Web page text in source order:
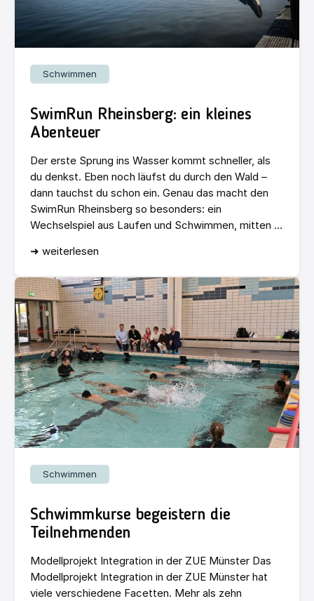
Schwimmen
SwimRun Rheinsberg: ein kleines
Abenteuer
Der erste Sprung ins Wasser kommt schneller, als
du denkst. Eben noch läufst du durch den Wald –
dann tauchst du schon ein. Genau das macht den
SwimRun Rheinsberg so besonders: ein
Wechselspiel aus Laufen und Schwimmen, mitten ...
➜ weiterlesen
Schwimmen
Schwimmkurse begeistern die
Teilnehmenden
Modellprojekt Integration in der ZUE Münster Das
Modellprojekt Integration in der ZUE Münster hat
viele verschiedene Facetten. Mehr als zehn